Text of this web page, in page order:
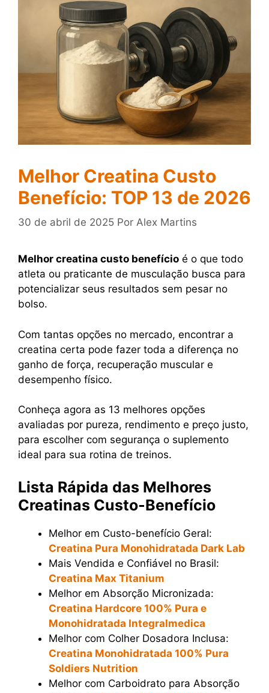
Melhor Creatina Custo
Benefício: TOP 13 de 2026
30 de abril de 2025 Por Alex Martins
Melhor creatina custo benefício é o que todo
atleta ou praticante de musculação busca para
potencializar seus resultados sem pesar no
bolso.
Com tantas opções no mercado, encontrar a
creatina certa pode fazer toda a diferença no
ganho de força, recuperação muscular e
desempenho físico.
Conheça agora as 13 melhores opções
avaliadas por pureza, rendimento e preço justo,
para escolher com segurança o suplemento
ideal para sua rotina de treinos.
Lista Rápida das Melhores
Creatinas Custo-Benefício
Melhor em Custo-benefício Geral:
Creatina Pura Monohidratada Dark Lab
Mais Vendida e Confiável no Brasil:
Creatina Max Titanium
Melhor em Absorção Micronizada:
Creatina Hardcore 100% Pura e
Monohidratada Integralmedica
Melhor com Colher Dosadora Inclusa:
Creatina Monohidratada 100% Pura
Soldiers Nutrition
Melhor com Carboidrato para Absorção